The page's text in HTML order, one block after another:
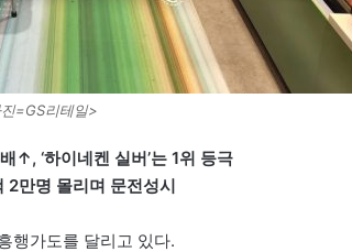
=GS리테일>
↑, ‘하이네켄 실버’는 1위 등극
2만명 몰리며 문전성시
행가도를 달리고 있다.